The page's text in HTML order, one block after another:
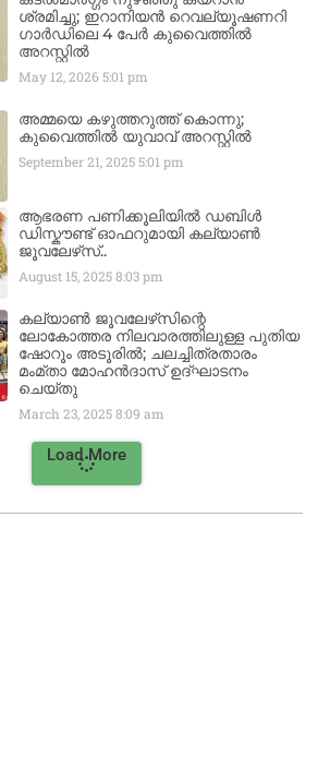
ശ്രമിച്ചു; ഇറാനിയൻ റെവല്യൂഷണറി
ഗാർഡിലെ 4 പേർ കുവൈത്തിൽ
അറസ്റ്റിൽ
May 12, 20265:01 pm
അമ്മയെ കഴുത്തറുത്ത് കൊന്നു;
കുവൈത്തിൽ യുവാവ് അറസ്റ്റിൽ
September 21, 20255:01 pm
ആഭരണ പണിക്കൂലിയിൽ ഡബിൾ
ഡിസ്കൗണ്ട് ഓഫറുമായി കല്യാൺ
ജൂവലേഴ്‌സ്..
August 15, 20258:03 pm
കല്യാൺ ജൂവലേഴ്‌സിന്റെ
ലോകോത്തര നിലവാരത്തിലുള്ള പുതിയ
ഷോറൂം അടൂരിൽ; ചലച്ചിത്രതാരം
മംമ്താ മോഹൻദാസ് ഉദ്ഘാടനം
ചെയ്‌തു
March 23, 20258:09 am
Load More